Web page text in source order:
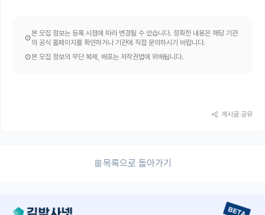
본 모집 정보는 등록 시점에 따라 변경될 수 있습니다. 정확한 내용은 해당 기관
의 공식 홈페이지를 확인하거나 기관에 직접 문의하시기 바랍니다.
본 모집 정보의 무단 복제, 배포는 저작권법에 위배됩니다.
게시글 공유
목록으로 돌아가기